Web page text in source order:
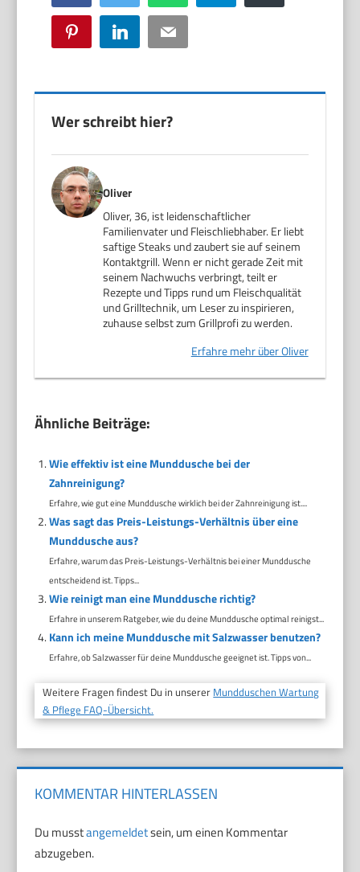
Pinterest LinkedIn Email
Wer schreibt hier?
Oliver
Oliver, 36, ist leidenschaftlicher
Familienvater und Fleischliebhaber. Er liebt
saftige Steaks und zaubert sie auf seinem
Kontaktgrill. Wenn er nicht gerade Zeit mit
seinem Nachwuchs verbringt, teilt er
Rezepte und Tipps rund um Fleischqualität
und Grilltechnik, um Leser zu inspirieren,
zuhause selbst zum Grillprofi zu werden.
Erfahre mehr über Oliver
Ähnliche Beiträge:
Wie effektiv ist eine Munddusche bei der
Zahnreinigung?
Erfahre, wie gut eine Munddusche wirklich bei der Zahnreinigung ist....
Was sagt das Preis-Leistungs-Verhältnis über eine
Munddusche aus?
Erfahre, warum das Preis-Leistungs-Verhältnis bei einer Munddusche
entscheidend ist. Tipps...
Wie reinigt man eine Munddusche richtig?
Erfahre in unserem Ratgeber, wie du deine Munddusche optimal reinigst...
Kann ich meine Munddusche mit Salzwasser benutzen?
Erfahre, ob Salzwasser für deine Munddusche geeignet ist. Tipps von...
Weitere Fragen findest Du in unserer Mundduschen Wartung
& Pflege FAQ-Übersicht.
KOMMENTAR HINTERLASSEN
Du musstangemeldetsein, um einen Kommentar
abzugeben.